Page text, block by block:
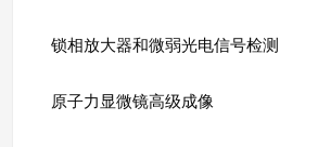
锁相放大器和微弱光电信号检测
原子力显微镜高级成像